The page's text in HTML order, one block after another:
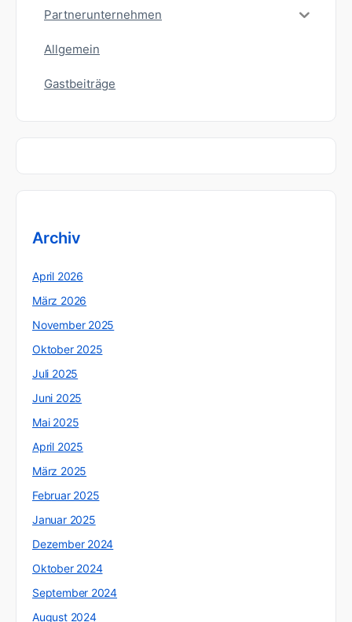
Partnerunternehmen
Allgemein
Gastbeiträge
Archiv
April 2026
März 2026
November 2025
Oktober 2025
Juli 2025
Juni 2025
Mai 2025
April 2025
März 2025
Februar 2025
Januar 2025
Dezember 2024
Oktober 2024
September 2024
August 2024